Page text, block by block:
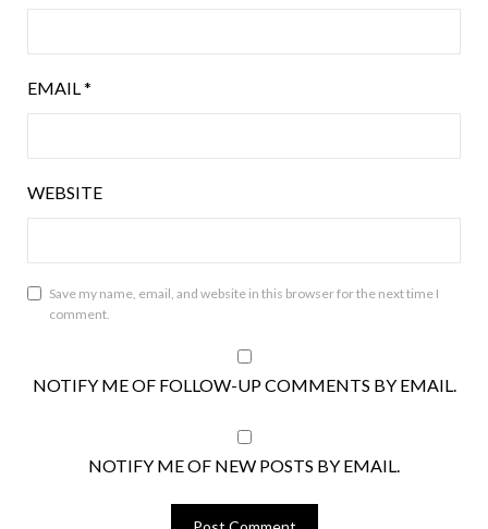
EMAIL *
WEBSITE
Save my name, email, and website in this browser for the next time I
comment.
NOTIFY ME OF FOLLOW-UP COMMENTS BY EMAIL.
NOTIFY ME OF NEW POSTS BY EMAIL.